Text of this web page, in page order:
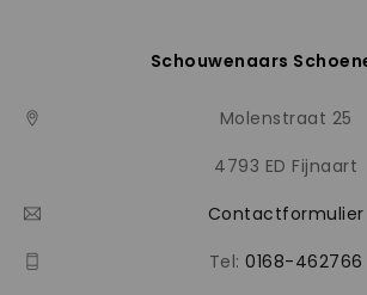
Schouwenaars
Molenstraat 25
4793 ED Fijnaart
Contactformulier
Tel: 0168-462766